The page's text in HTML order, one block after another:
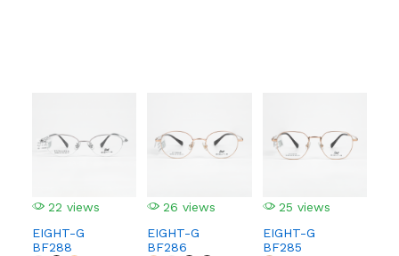
22 views
EIGHT-G
BF288
26 views
EIGHT-G
BF286
25 views
EIGHT-G
BF285